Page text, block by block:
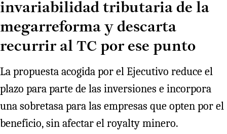
invariabilidad tributaria de la
megarreforma y descarta
recurrir al TC por ese punto
La propuesta acogida por el Ejecutivo reduce el
plazo para parte de las inversiones e incorpora
una sobretasa para las empresas que opten por el
beneficio, sin afectar el royalty minero.